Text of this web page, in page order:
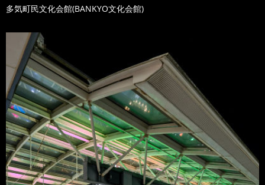
多気町民文化会館(BANKYO文化会館)